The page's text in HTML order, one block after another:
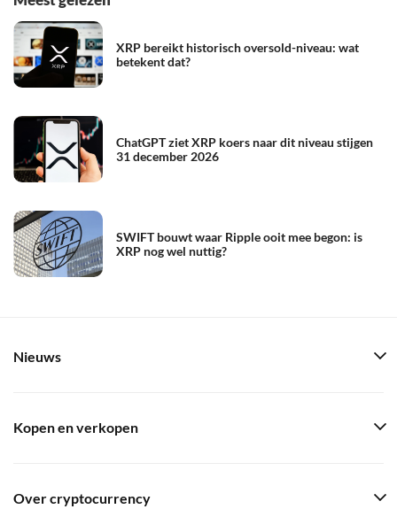
XRP bereikt historisch oversold-niveau: wat
betekent dat?
ChatGPT ziet XRP koers naar dit niveau stijgen
31 december 2026
SWIFT bouwt waar Ripple ooit mee begon: is
XRP nog wel nuttig?
Nieuws
Kopen en verkopen
Over cryptocurrency